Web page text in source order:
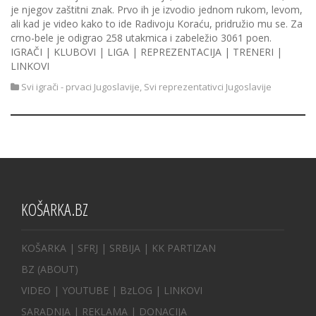
je njegov zaštitni znak. Prvo ih je izvodio jednom rukom, levom,
ali kad je video kako to ide Radivoju Koraću, pridružio mu se. Za
crno-bele je odigrao 258 utakmica i zabeležio 3061 poen.
IGRAČI | KLUBOVI | LIGA | REPREZENTACIJA | TRENERI |
LINKOVI
Svi igrači - prvaci Jugoslavije, Svi reprezentativci Jugoslavije
KOŠARKA.BZ
KOŠARKA | SFRJ | SRBIJA | KK PARTIZAN
BZ (ABOUT)
VIDEO | YOUTUBE | BzLOG | LINKOVI
SARADNJA | REKLAMA | DONACIJA